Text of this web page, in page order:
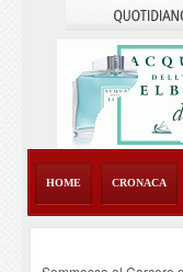
HOME CRONACA